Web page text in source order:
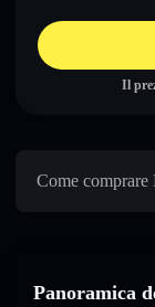
Il
Come
Panoramica